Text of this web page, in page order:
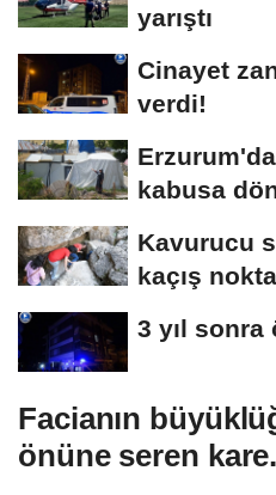
yarıştı
Cinayet
verdi!
kabusa
Kavurucu
kaçış
3 yıl
Facianın
önüne seren